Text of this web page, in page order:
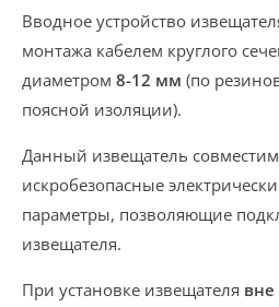
Вводное устройство
монтажа кабелем круглого
диаметром 8-12 мм (по
поясной изоляции).
Данный извещатель
искробезопасные
параметры, позволяющие
извещателя.
При установке извещателя вне